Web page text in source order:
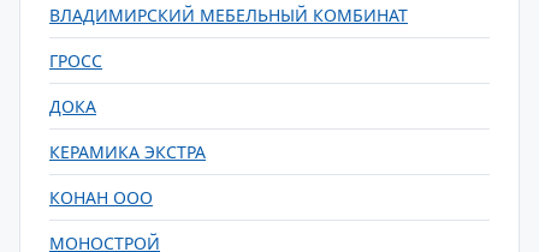
ВЛАДИМИРСКИЙ МЕБЕЛЬНЫЙ КОМБИНАТ
ГРОСС
ДОКА
КЕРАМИКА ЭКСТРА
КОНАН ООО
МОНОСТРОЙ